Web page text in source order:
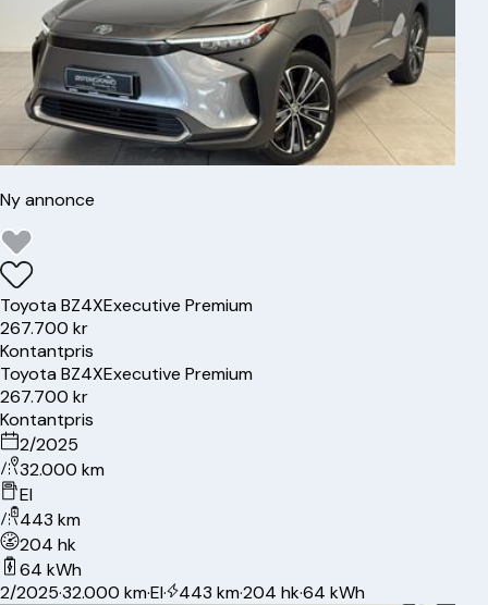
Ny annonce
ToyotaBZ4XExecutive Premium
267.700 kr
Kontantpris
ToyotaBZ4XExecutive Premium
267.700 kr
Kontantpris
2/2025
32.000 km
El
443 km
204 hk
64 kWh
2/2025·32.000 km·El· 443 km·204 hk·64 kWh